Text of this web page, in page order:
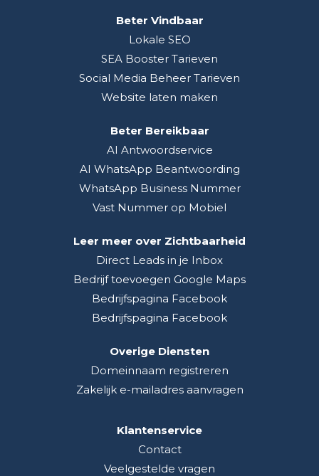
Beter Vindbaar
Lokale SEO
SEA Booster Tarieven
Social Media Beheer Tarieven
Website laten maken
Beter Bereikbaar
AI Antwoordservice
AI WhatsApp Beantwoording
WhatsApp Business Nummer
Vast Nummer op Mobiel
Leer meer over Zichtbaarheid
Direct Leads in je Inbox
Bedrijf toevoegen Google Maps
Bedrijfspagina Facebook
Bedrijfspagina Facebook
Overige Diensten
Domeinnaam registreren
Zakelijk e-mailadres aanvragen
Klantenservice
Contact
Veelgestelde vragen